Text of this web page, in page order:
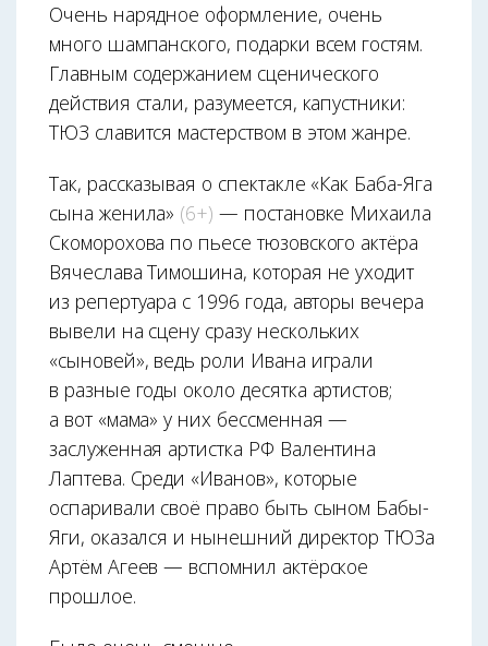
Очень нарядное оформление, очень
много шампанского, подарки всем гостям.
Главным содержанием сценического
действия стали, разумеется, капустники:
ТЮЗ славится мастерством в этом жанре.
Так, рассказывая о спектакле «Как Баба-Яга
сына женила» (6+) — постановке Михаила
Скоморохова по пьесе тюзовского актёра
Вячеслава Тимошина, которая не уходит
из репертуара с 1996 года, авторы вечера
вывели на сцену сразу нескольких
«сыновей», ведь роли Ивана играли
в разные годы около десятка артистов;
а вот «мама» у них бессменная —
заслуженная артистка РФ Валентина
Лаптева. Среди «Иванов», которые
оспаривали своё право быть сыном Бабы-
Яги, оказался и нынешний директор ТЮЗа
Артём Агеев — вспомнил актёрское
прошлое.